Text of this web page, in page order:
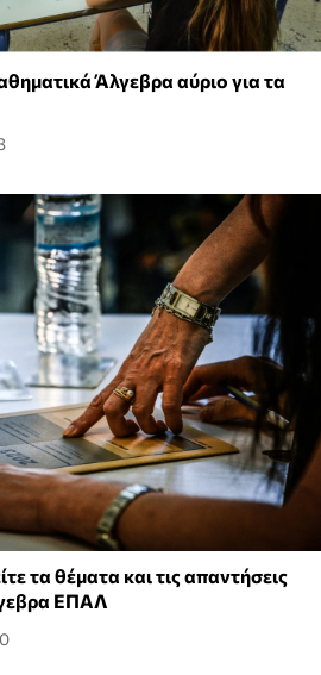
Άλγεβρα αύριο για τα
τα θέματα και τις απαντήσεις
ΕΠΑΛ